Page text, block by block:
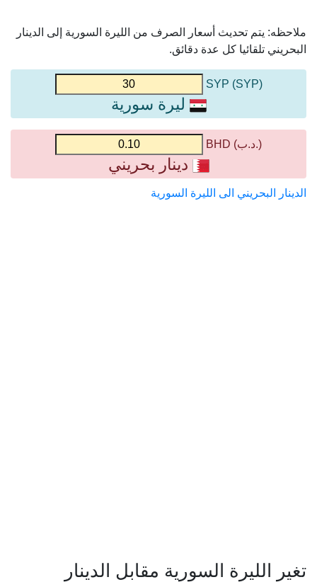
ملاحظه: يتم تحديث أسعار الصرف من الليرة السورية إلى الدينار
البحريني تلقائيا كل عدة دقائق.
(SYP) SYP
ليرة سورية
(.د.ب) BHD
دينار بحريني
الدينار البحريني الى الليرة السورية
تغير الليرة السورية مقابل الدينار